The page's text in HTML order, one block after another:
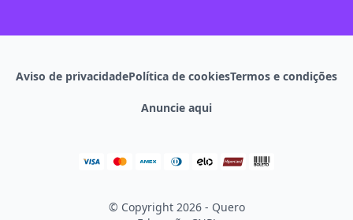
Aviso de privacidadePolítica de cookiesTermos e condições
Anuncie aqui
© Copyright 2026 - Quero